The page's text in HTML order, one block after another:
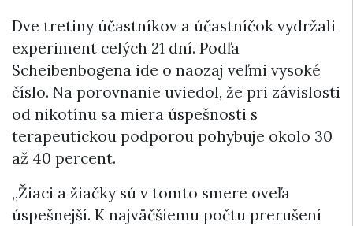
Dve tretiny účastníkov a účastníčok vydržali
experiment celých 21 dní. Podľa
Scheibenbogena ide o naozaj veľmi vysoké
číslo. Na porovnanie uviedol, že pri závislosti
od nikotínu sa miera úspešnosti s
terapeutickou podporou pohybuje okolo 30
až 40 percent.
„Žiaci a žiačky sú v tomto smere oveľa
úspešnejší. K najväčšiemu počtu prerušení